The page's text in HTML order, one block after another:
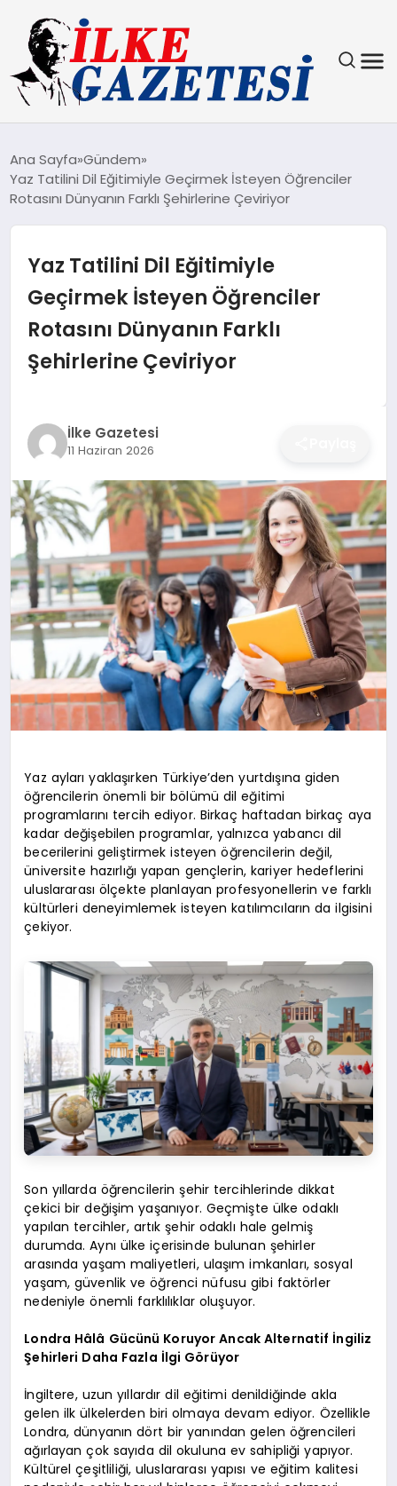
TEKNOLOJI
MAGAZIN
EKONOMI
DÜNYA
EĞITIM
Ana Sayfa Gündem
Yaz Tatilini Dil Eğitimiyle Geçirmek İsteyen Öğrenciler
Rotasını Dünyanın Farklı Şehirlerine Çeviriyor
Yaz Tatilini Dil Eğitimiyle
Geçirmek İsteyen Öğrenciler
Rotasını Dünyanın Farklı
Şehirlerine Çeviriyor
İlke Gazetesi
11 Haziran 2026
Yaz ayları yaklaşırken Türkiye’den yurtdışına giden
öğrencilerin önemli bir bölümü dil eğitimi
programlarını tercih ediyor. Birkaç haftadan birkaç aya
kadar değişebilen programlar, yalnızca yabancı dil
becerilerini geliştirmek isteyen öğrencilerin değil,
üniversite hazırlığı yapan gençlerin, kariyer hedeflerini
uluslararası ölçekte planlayan profesyonellerin ve farklı
kültürleri deneyimlemek isteyen katılımcıların da ilgisini
çekiyor.
Son yıllarda öğrencilerin şehir tercihlerinde dikkat
çekici bir değişim yaşanıyor. Geçmişte ülke odaklı
yapılan tercihler, artık şehir odaklı hale gelmiş
durumda. Aynı ülke içerisinde bulunan şehirler
arasında yaşam maliyetleri, ulaşım imkanları, sosyal
yaşam, güvenlik ve öğrenci nüfusu gibi faktörler
nedeniyle önemli farklılıklar oluşuyor.
Londra Hâlâ Gücünü Koruyor Ancak Alternatif İngiliz
Şehirleri Daha Fazla İlgi Görüyor
İngiltere, uzun yıllardır dil eğitimi denildiğinde akla
gelen ilk ülkelerden biri olmaya devam ediyor. Özellikle
Londra, dünyanın dört bir yanından gelen öğrencileri
ağırlayan çok sayıda dil okuluna ev sahipliği yapıyor.
Kültürel çeşitliliği, uluslararası yapısı ve eğitim kalitesi